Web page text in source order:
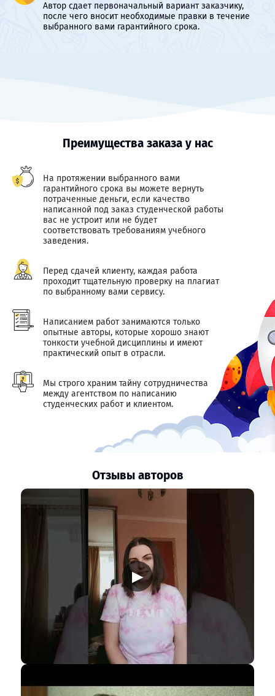
Автор сдает первоначальный вариант заказчику,
после чего вносит необходимые правки в течение
выбранного вами гарантийного срока.
Преимущества заказа у нас
На протяжении выбранного вами
гарантийного срока вы можете вернуть
потраченные деньги, если качество
написанной под заказ студенческой работы
вас не устроит или не будет
соответствовать требованиям учебного
заведения.
Перед сдачей клиенту, каждая работа
проходит тщательную проверку на плагиат
по выбранному вами сервису.
Написанием работ занимаются только
опытные авторы, которые хорошо знают
тонкости учебной дисциплины и имеют
практический опыт в отрасли.
Мы строго храним тайну сотрудничества
между агентством по написанию
студенческих работ и клиентом.
Отзывы авторов
▶